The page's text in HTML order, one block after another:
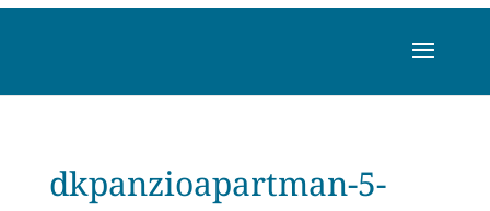
dkpanzioapartman-5-